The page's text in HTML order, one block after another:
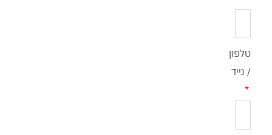
טלפון
/ נייד